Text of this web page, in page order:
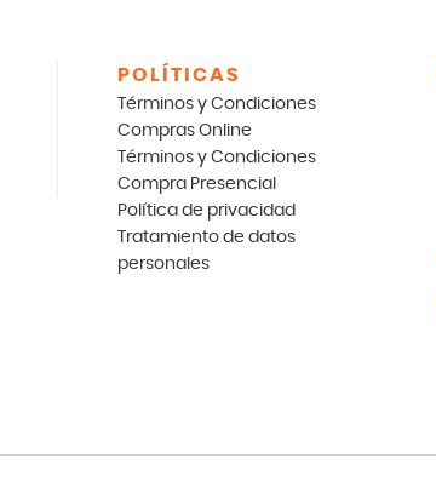
POLÍTICAS
Términos y Condiciones
Compras Online
Términos y Condiciones
Compra Presencial
Política de privacidad
Tratamiento de datos
personales